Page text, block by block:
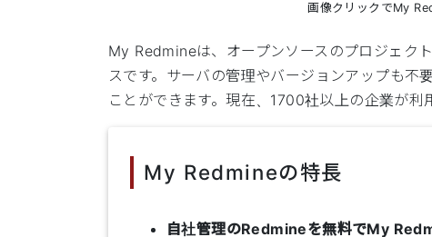
画像クリックでMy
My Redmineは、オープンソースのプロジェク
スです。サーバの管理やバージョンアップも
ことができます。現在、1700社以上の企業が利
My Redmineの特長
自社管理のRedmineを無料でMy